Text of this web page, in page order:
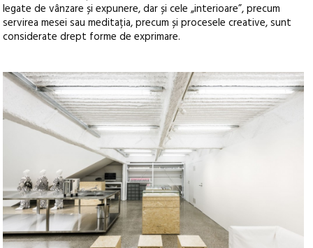
legate de vânzare și expunere, dar și cele „interioare”, precum
servirea mesei sau meditația, precum și procesele creative, sunt
considerate drept forme de exprimare.